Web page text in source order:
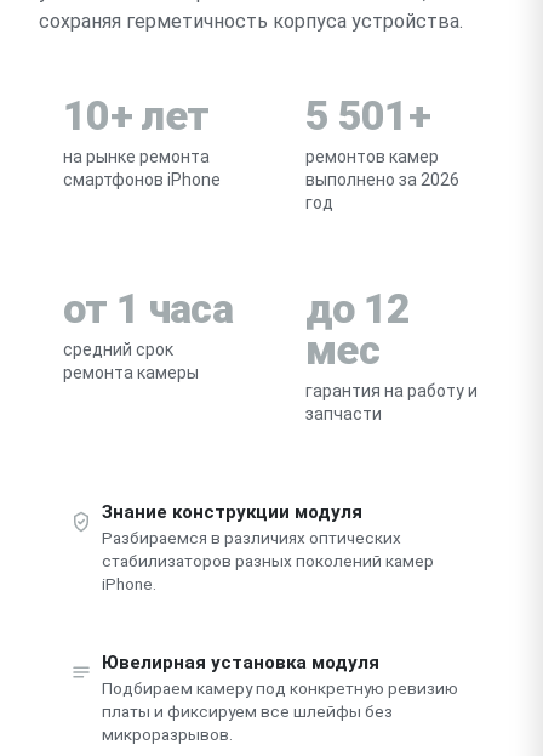
сохраняя герметичность корпуса устройства.
10+ лет
на рынке ремонта
смартфонов iPhone
5 501+
ремонтов камер
выполнено за 2026
год
от 1 часа
средний срок
ремонта камеры
до 12
мес
гарантия на работу и
запчасти
Знание конструкции модуля
Разбираемся в различиях оптических
стабилизаторов разных поколений камер
iPhone.
Ювелирная установка модуля
Подбираем камеру под конкретную ревизию
платы и фиксируем все шлейфы без
микроразрывов.